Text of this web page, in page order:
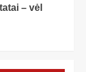
– vėl